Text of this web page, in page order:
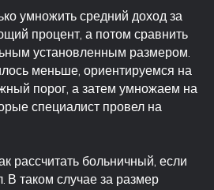
умножить средний доход за
процент, а потом сравнить
установленным размером.
меньше, ориентируемся на
порог, а затем умножаем на
специалист провел на
рассчитать больничный, если
В таком случае за размер